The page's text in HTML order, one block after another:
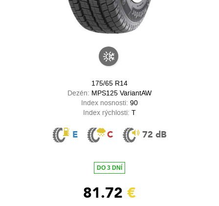
175/65 R14
Dezén: MPS125 VariantAW
Index nosnosti: 90
Index rýchlosti: T
E C 72 dB
DO 3 DNÍ
81.72 €